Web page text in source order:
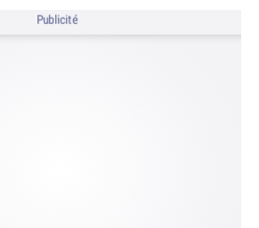
Publicité